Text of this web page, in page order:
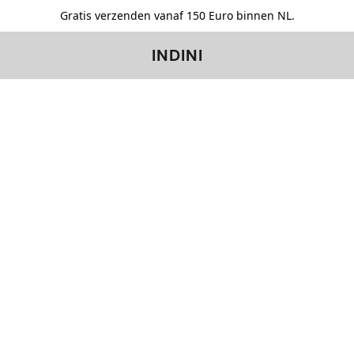
Gratis verzenden vanaf 150 Euro binnen NL.
INDINI